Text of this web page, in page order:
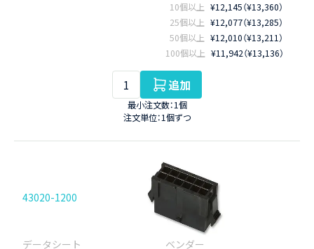
10個以上 ¥12,145（¥13,360）
25個以上 ¥12,077（¥13,285）
50個以上 ¥12,010（¥13,211）
100個以上 ¥11,942（¥13,136）
追加
最小注文数：1個
注文単位：1個ずつ
43020-1200